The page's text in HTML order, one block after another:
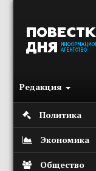
Редакция
Политика
Экономика
Общество